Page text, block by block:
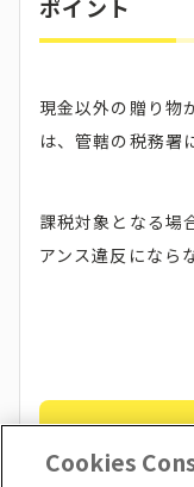
ポイント
現金以外の贈り物
は、管轄の税務署
課税対象となる場
アンス違反になら
Cookies